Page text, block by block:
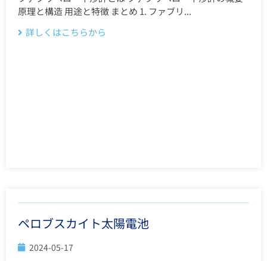
原理と構造 用途と特徴 まとめ 1. ファブリ...
詳しくはこちらから
ペロブスカイト太陽電池
2024-05-17